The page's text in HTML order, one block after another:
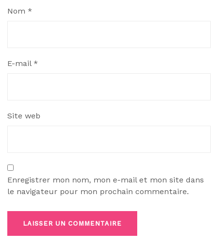
Nom *
E-mail *
Site web
Enregistrer mon nom, mon e-mail et mon site dans
le navigateur pour mon prochain commentaire.